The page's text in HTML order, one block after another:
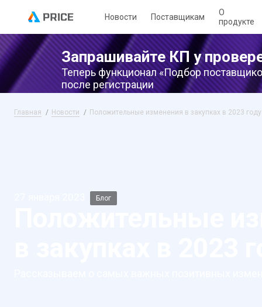
Новости Поставщикам
О
продукте
Запрашивайте КП у
Теперь функционал «Подбор
после регистрации
Главная Новости Положительные изменения в закупках в 2023 году
Блог